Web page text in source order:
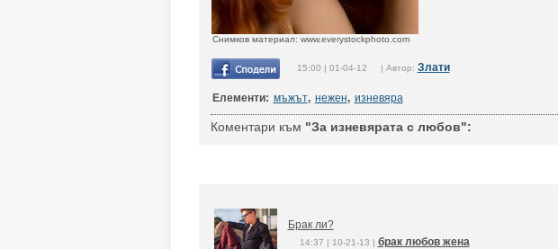
Снимков материал: www.everystockphoto.com
15:00 | 01-04-12 | Автор: Злати
Елементи: мъжът, нежен, изневяра
Коментари към "За изневярата с любов":
Брак ли?
14:37 | 10-21-13 | брак любов жена